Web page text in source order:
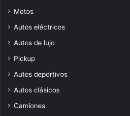
Motos
Autos eléctricos
Autos de lujo
Pickup
Autos deportivos
Autos clásicos
Camiones